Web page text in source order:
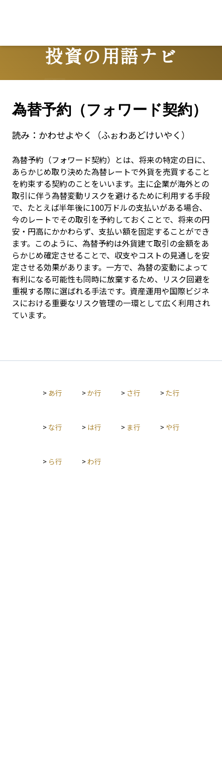
投資の用語ナビ
Terms
為替予約（フォワード契約）
読み： かわせよやく（ふぉわあどけいやく）
為替予約（フォワード契約）とは、将来の特定の日に、
あらかじめ取り決めた為替レートで外貨を売買すること
を約束する契約のことをいいます。主に企業が海外との
取引に伴う為替変動リスクを避けるために利用する手段
で、たとえば半年後に100万ドルの支払いがある場合、
今のレートでその取引を予約しておくことで、将来の円
安・円高にかかわらず、支払い額を固定することができ
ます。このように、為替予約は外貨建て取引の金額をあ
らかじめ確定させることで、収支やコストの見通しを安
定させる効果があります。一方で、為替の変動によって
有利になる可能性も同時に放棄するため、リスク回避を
重視する際に選ばれる手法です。資産運用や国際ビジネ
スにおける重要なリスク管理の一環として広く利用され
ています。
> あ行 >か行 > さ行 > た行
> な行 > は行 > ま行 > や行
> ら行 > わ行